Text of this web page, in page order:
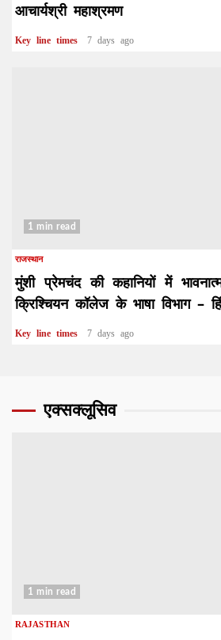
आचार्यश्री महाश्रमण
Key line times 7 days ago
1 min read
राजस्थान
मुंशी प्रेमचंद की कहानियों में
क्रिश्चियन कॉलेज के भाषा विभाग –
Key line times 7 days ago
एक्सक्लूसिव
1 min read
RAJASTHAN